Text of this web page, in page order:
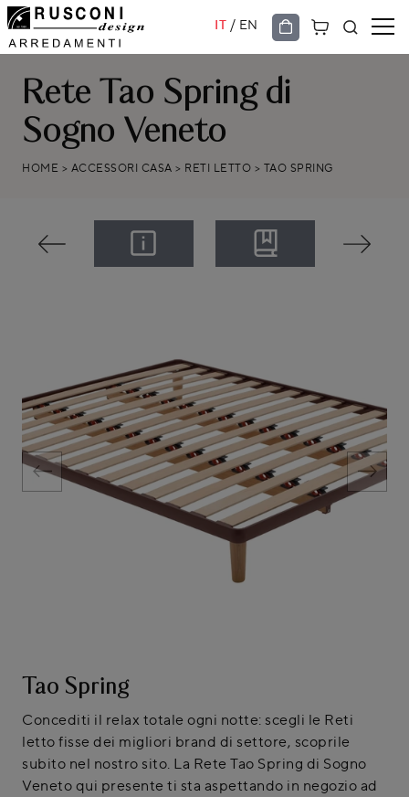
IT / EN
Rete Tao Spring di
Sogno Veneto
HOME > ACCESSORI CASA > RETI LETTO > TAO SPRING
Tao Spring
Concediti il relax totale ogni notte: scegli le Reti
letto fisse dei migliori brand di settore, scoprile
subito nel nostro sito. La Rete Tao Spring di Sogno
Veneto qui presente ti sta aspettando in negozio ad